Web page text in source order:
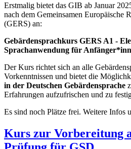
Erstmalig bietet das GIB ab Januar
nach dem Gemeinsamen Europäische
(GERS) an:
Gebärdensprachkurs GERS A1 -
Sprachanwendung für
Der Kurs richtet sich an alle
Vorkenntnissen und bietet die
in der Deutschen Gebärdensprache
Erfahrungen aufzufrischen und zu
Es sind noch Plätze frei. Weitere Infos
Kurs zur Vorbereitung